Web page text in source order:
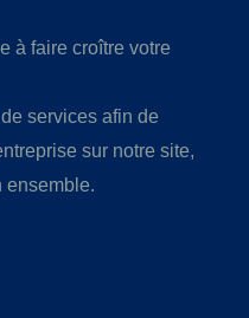
à faire croître votre
services afin de
sur notre site,
ensemble.